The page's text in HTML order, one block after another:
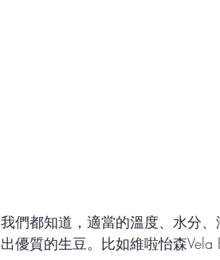
我們都知道，適當的溫度、水分
出優質的生豆。比如維啦怡森Vela